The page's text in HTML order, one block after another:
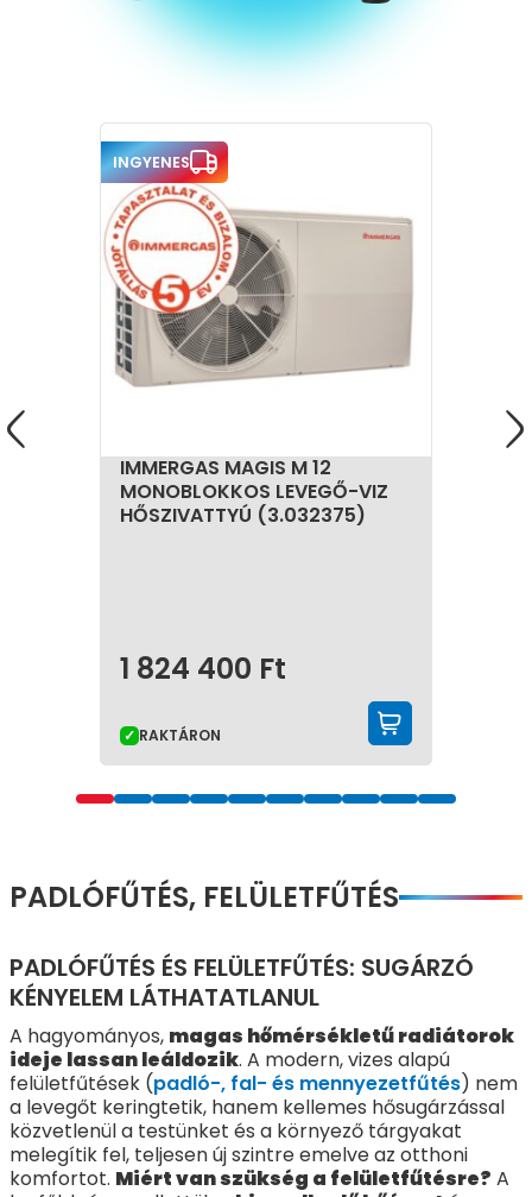
IMMERGAS MAGIS M 12
MONOBLOKKOS LEVEGŐ-VIZ
HŐSZIVATTYÚ (3.032375)
INGYENES
1 824 400 Ft
RAKTÁRON
PADLÓFŰTÉS, FELÜLETFŰTÉS
PADLÓFŰTÉS ÉS FELÜLETFŰTÉS: SUGÁRZÓ
KÉNYELEM LÁTHATATLANUL
A hagyományos, magas hőmérsékletű radiátorok
ideje lassan leáldozik. A modern, vizes alapú
felületfűtések (padló-, fal- és mennyezetfűtés) nem
a levegőt keringtetik, hanem kellemes hősugárzással
közvetlenül a testünket és a környező tárgyakat
melegítik fel, teljesen új szintre emelve az otthoni
komfortot. Miért van szükség a felületfűtésre? A